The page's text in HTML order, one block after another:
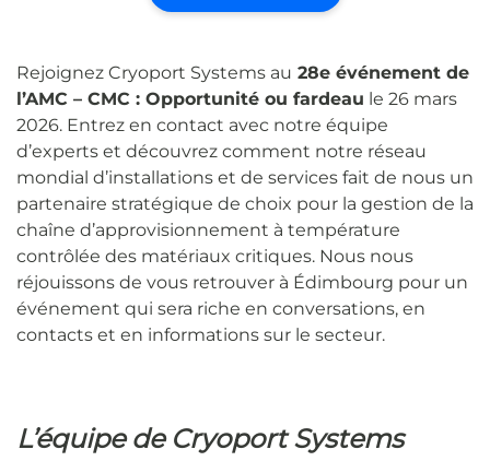
Rejoignez Cryoport Systems au 28e événement de
l’AMC – CMC : Opportunité ou fardeau le 26 mars
2026. Entrez en contact avec notre équipe
d’experts et découvrez comment notre réseau
mondial d’installations et de services fait de nous un
partenaire stratégique de choix pour la gestion de la
chaîne d’approvisionnement à température
contrôlée des matériaux critiques. Nous nous
réjouissons de vous retrouver à Édimbourg pour un
événement qui sera riche en conversations, en
contacts et en informations sur le secteur.
L’équipe de Cryoport Systems